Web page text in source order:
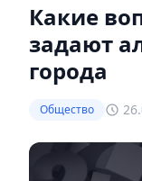
Какие
задают
города
Общество